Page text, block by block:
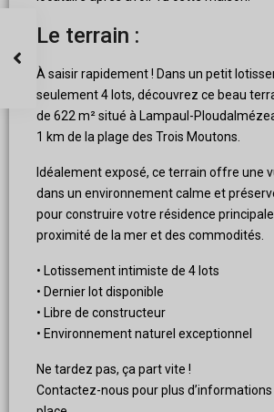
Le terrain :
À saisir rapidement ! Dans un petit
seulement 4 lots, découvrez ce beau
de 622 m² situé à Lampaul-
1 km de la plage des Trois Moutons.
Idéalement exposé, ce terrain offre une
dans un environnement calme et
pour construire votre résidence
proximité de la mer et des commodités.
• Lotissement intimiste de 4 lots
• Dernier lot disponible
• Libre de constructeur
• Environnement naturel exceptionnel
Ne tardez pas, ça part vite !
Contactez-nous pour plus